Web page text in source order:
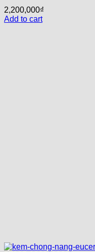
2,200,000₫
Add to cart